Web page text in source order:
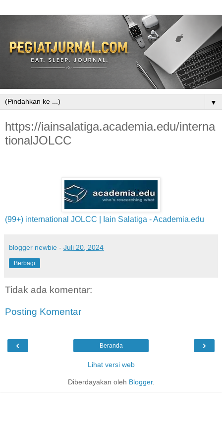
▼
https://iainsalatiga.academia.edu/interna
tionalJOLCC
(99+) international JOLCC | Iain Salatiga - Academia.edu
blogger newbie - Juli 20, 2024
Berbagi
Tidak ada komentar:
Posting Komentar
‹ ›
Beranda
Lihat versi web
Diberdayakan oleh Blogger.